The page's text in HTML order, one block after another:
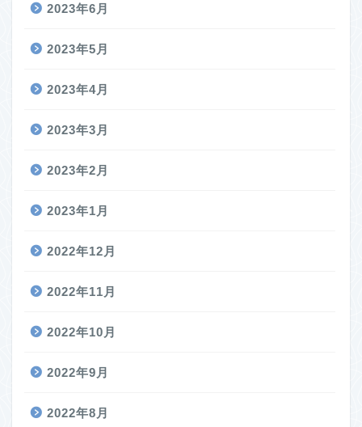
2023年6月
2023年5月
2023年4月
2023年3月
2023年2月
2023年1月
2022年12月
2022年11月
2022年10月
2022年9月
2022年8月